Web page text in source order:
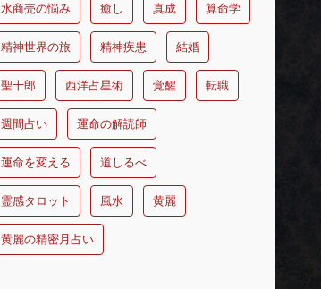
水商売の悩み 癒し 真成 算命学
精神世界の旅 精神疾患 結婚
聖十郎 西洋占星術 覚醒 転職
週間占い 運命の解読師
運命を変える 道しるべ
霊感タロット 風水 黄麗
黄麗の精密月占い